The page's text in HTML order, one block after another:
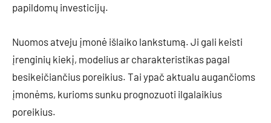
papildomų investicijų.
Nuomos atveju įmonė išlaiko lankstumą. Ji gali keisti
įrenginių kiekį, modelius ar charakteristikas pagal
besikeičiančius poreikius. Tai ypač aktualu augančioms
įmonėms, kurioms sunku prognozuoti ilgalaikius
poreikius.